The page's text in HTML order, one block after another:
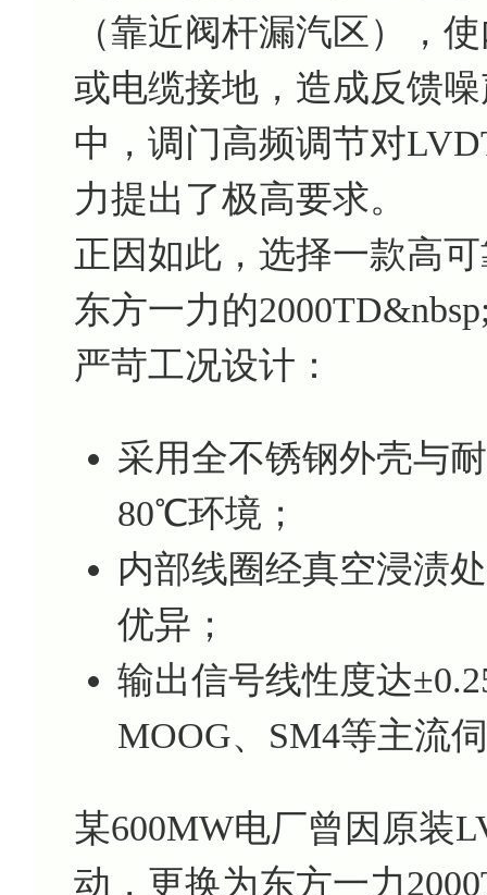
（靠近阀杆漏汽区），
或电缆接地，造成反馈
中，调门高频调节对
力提出了极高要求。
正因如此，选择一款高
东方一力的
严苛工况设计：
采用全不锈钢外壳与
80℃环境；
内部线圈经真空浸渍
优异；
输出信号线性度达
MOOG、SM4等主流
某600MW电厂曾因原装
动，更换为东方一力